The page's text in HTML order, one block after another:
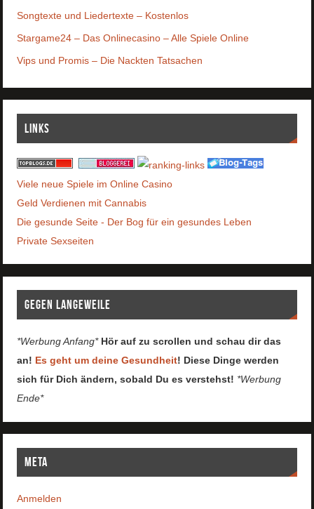
Songtexte und Liedertexte – Kostenlos
Stargame24 – Das Onlinecasino – Alle Spiele Online
Vips und Promis – Die Nackten Tatsachen
Links
Viele neue Spiele im Online Casino
Geld Verdienen mit Cannabis
Die gesunde Seite - Der Bog für ein gesundes Leben
Private Sexseiten
Gegen Langeweile
*Werbung Anfang* Hör auf zu scrollen und schau dir das
an! Es geht um deine Gesundheit! Diese Dinge werden
sich für Dich ändern, sobald Du es verstehst! *Werbung
Ende*
Meta
Anmelden